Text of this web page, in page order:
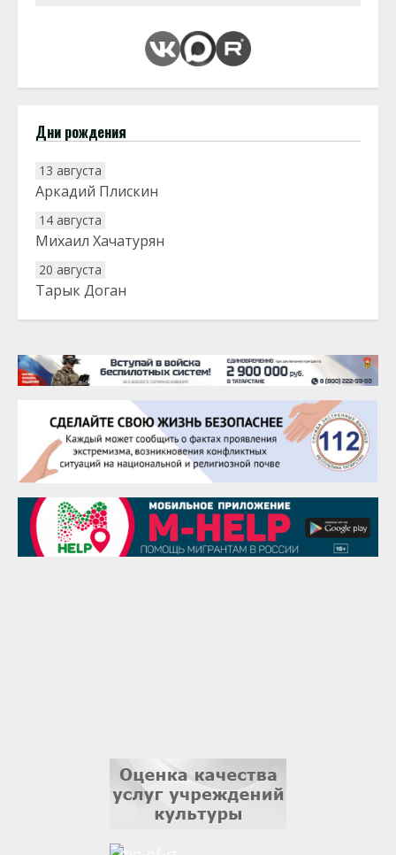
Дни рождения
13 августа
Аркадий Плискин
14 августа
Михаил Хачатурян
20 августа
Тарык Доган
22 августа
25 августа
Сэсэгма Бубеева
28 августа
Чингиз Мустафаев
29 августа
Надежда Рослова
1 сентября
Гали Хасанов